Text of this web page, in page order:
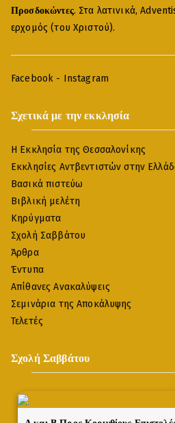
Προσδοκώντες. Στα λατινικά,
ερχομός (του Χριστού).
Facebook - Instagram
Σχετικά με την εκκλησία
Η Εκκλησία της Θεσσαλονίκης
Εκκλησίες Αντβεντιστών στην
Βασικά πιστεύω
Βιβλική μελέτη
Κηρύγματα
Σχολή Σαββάτου
Άρθρα
Έντυπα
Απίθανες Ανακαλύψεις
Σεμινάρια της Αποκάλυψης
Τελετές
Σχολή Σαββάτου